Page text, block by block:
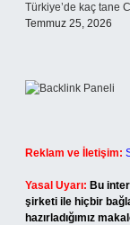
Türkiye’de kaç tane
Temmuz 25, 2026
Reklam ve İletişim:
Yasal Uyarı: Bu
şirketi ile hiçbir
hazırladığımız